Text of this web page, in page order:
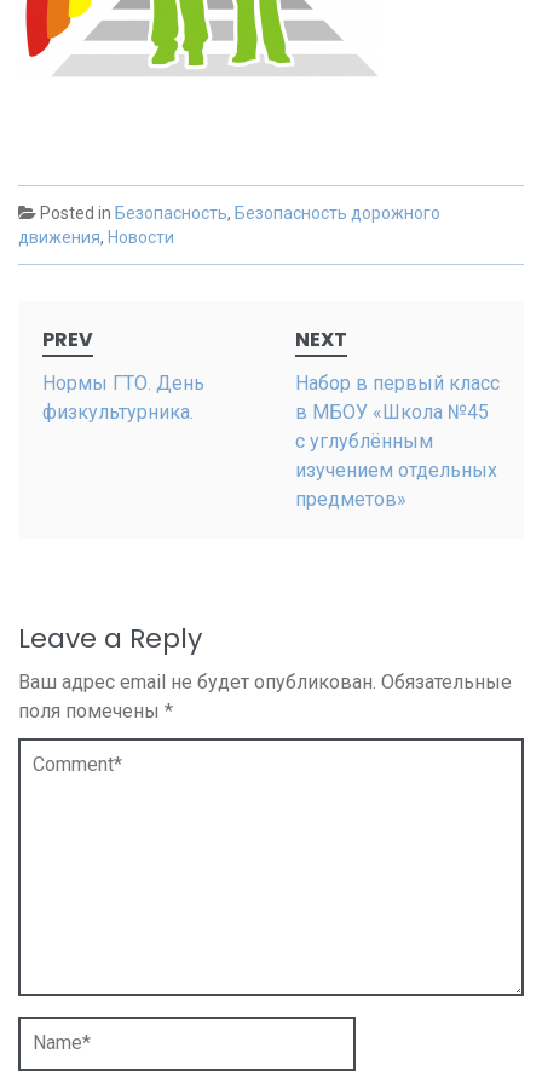
Posted in Безопасность, Безопасность дорожного
движения, Новости
navigation
PREV
Нормы ГТО. День
физкультурника.
NEXT
Набор в первый класс
в МБОУ «Школа №45
с углублённым
изучением отдельных
предметов»
Leave a Reply
Ваш адрес email не будет опубликован. Обязательные
поля помечены *